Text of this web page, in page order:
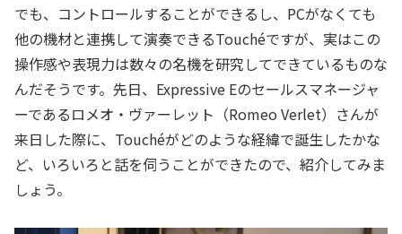
でも、コントロールすることができるし、PCがなくても
他の機材と連携して演奏できるTouchéですが、実はこの
操作感や表現力は数々の名機を研究してできているものな
んだそうです。先日、Expressive Eのセールスマネージャ
ーであるロメオ・ヴァーレット（Romeo Verlet）さんが
来日した際に、Touchéがどのような経緯で誕生したかな
ど、いろいろと話を伺うことができたので、紹介してみま
しょう。